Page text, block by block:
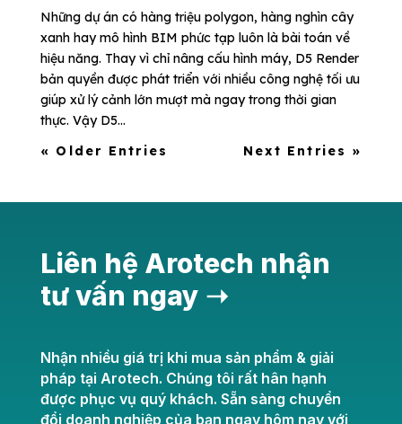
Những dự án có hàng triệu polygon, hàng nghìn cây
xanh hay mô hình BIM phức tạp luôn là bài toán về
hiệu năng. Thay vì chỉ nâng cấu hình máy, D5 Render
bản quyền được phát triển với nhiều công nghệ tối ưu
giúp xử lý cảnh lớn mượt mà ngay trong thời gian
thực. Vậy D5...
« Older Entries
Next Entries »
Liên hệ Arotech nhận
tư vấn ngay ➝
Nhận nhiều giá trị khi mua sản phẩm & giải
pháp tại Arotech. Chúng tôi rất hân hạnh
được phục vụ quý khách. Sẵn sàng chuyển
đổi doanh nghiệp của bạn ngay hôm nay với